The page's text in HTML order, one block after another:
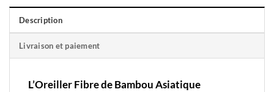
Description
Livraison et paiement
L’Oreiller Fibre de Bambou Asiatique